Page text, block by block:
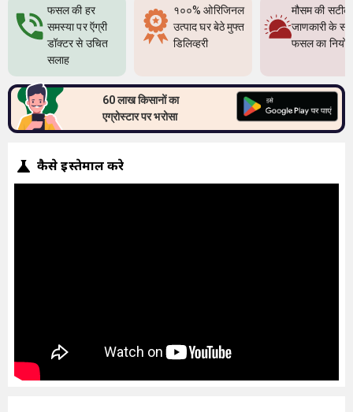
फसल की हर
समस्या पर ऍग्री
डॉक्टर से उचित
सलाह
१००% ओरिजिनल
उत्पाद घर बेठे मुफ्त
डिलिव्हरी
मौसम की सटीक
जाणकारी के
फसल का
60 लाख किसानों का
एग्रोस्टार पर भरोसा
कैसे इस्तेमाल करे